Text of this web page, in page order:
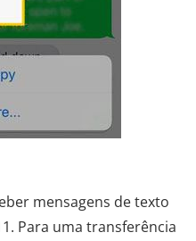
mensagens de texto
Para uma transferência